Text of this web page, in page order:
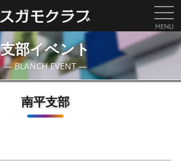
支部イベント
― BLANCH EVENT ―
南平支部